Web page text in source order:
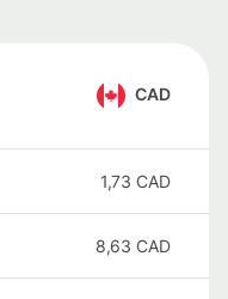
CAD
1,73 CAD
8,63 CAD